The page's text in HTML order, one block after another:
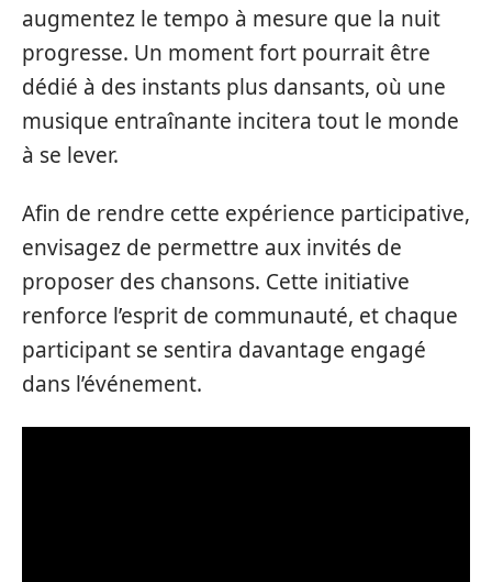
augmentez le tempo à mesure que la nuit
progresse. Un moment fort pourrait être
dédié à des instants plus dansants, où une
musique entraînante incitera tout le monde
à se lever.
Afin de rendre cette expérience participative,
envisagez de permettre aux invités de
proposer des chansons. Cette initiative
renforce l’esprit de communauté, et chaque
participant se sentira davantage engagé
dans l’événement.